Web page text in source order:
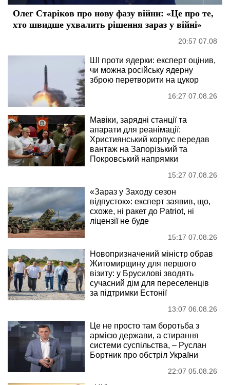
Олег Старіков про нову фазу війни: «Це про те,
хто швидше ухвалить рішення зараз у війні»
20:57 07.08
ШІ проти ядерки: експерт оцінив,
чи можна російську ядерну
зброю перетворити на цукор
16:27 07.08.26
Мавіки, зарядні станції та
апарати для реанімації:
Християнський корпус передав
вантаж на Запорізький та
Покровський напрямки
15:27 07.08.26
«Зараз у Заходу сезон
відпусток»: експерт заявив, що,
схоже, ні ракет до Patriot, ні
ліцензії не буде
15:17 07.08.26
Новопризначений міністр обрав
Житомирщину для першого
візиту: у Брусилові зводять
сучасний дім для переселенців
за підтримки Естонії
13:07 06.08.26
Це не просто там боротьба з
армією держави, а стирання
системи суспільства, – Руслан
Бортник про обстріл України
22:07 05.08.26